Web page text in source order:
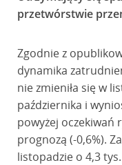
przetwórstwie
Zgodnie z
dynamika
nie zmieniła się w
października i
powyżej oczekiwań
prognozą (-0,6%).
listopadzie o 4,3